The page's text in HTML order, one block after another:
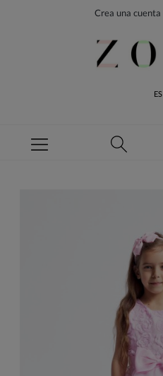
Crea una cuenta
ES